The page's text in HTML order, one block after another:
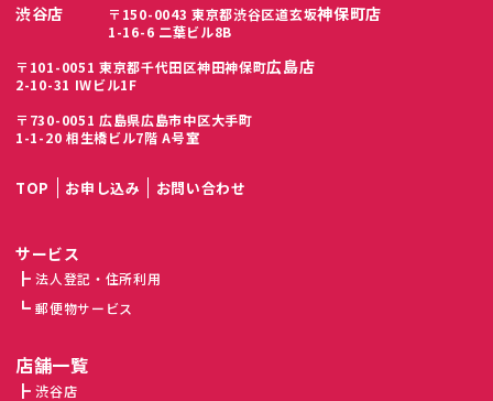
渋谷店
〒150-0043 東京都渋谷区道玄坂
1-16-6 二葉ビル8B
神保町店
〒101-0051 東京都千代田区神田神保町
2-10-31 IWビル1F
広島店
〒730-0051 広島県広島市中区大手町
1-1-20 相生橋ビル7階 A号室
TOP お申し込み お問い合わせ
サービス
法人登記・住所利用
郵便物サービス
店舗一覧
渋谷店